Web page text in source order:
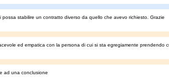
stabilire un contratto diverso da quello che avevo richiesto. Grazie
ed empatica con la persona di cui si sta egregiamente prendendo
ad una conclusione